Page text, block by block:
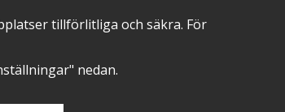
PÅ tillförlitliga och säkra. För
nedan.